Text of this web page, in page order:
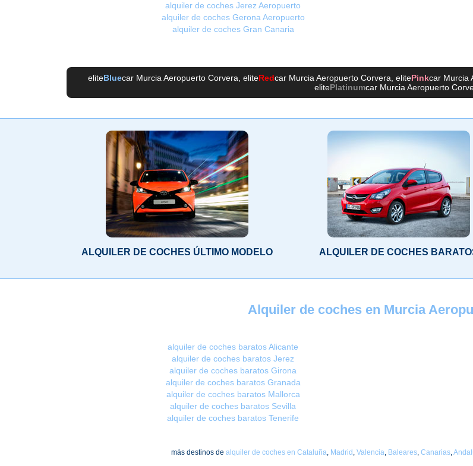
alquiler de coches Jerez Aeropuerto
alquiler de coches Gerona Aeropuerto
alquiler de coches Gran Canaria
eliteBluecar Murcia Aeropuerto Corvera , eliteRedcar Murcia Aeropuerto Corvera , elitePinkcar Murcia
elitePlatinumcar Murcia Aeropuerto
ALQUILER DE COCHES ÚLTIMO MODELO ALQUILER DE COCHES
Alquiler de coches en Murcia
alquiler de coches baratos Alicante
alquiler de coches baratos Jerez
alquiler de coches baratos Girona
alquiler de coches baratos Granada
alquiler de coches baratos Mallorca
alquiler de coches baratos Sevilla
alquiler de coches baratos Tenerife
más destinos de alquiler de coches en Cataluña Madrid Valencia Baleares Canarias